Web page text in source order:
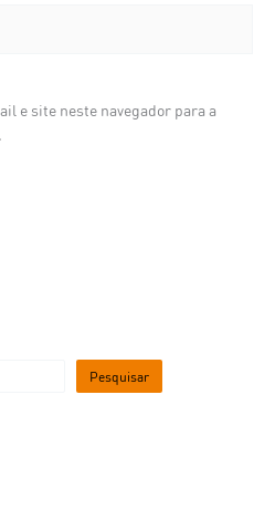
e site neste navegador para a
Pesquisar